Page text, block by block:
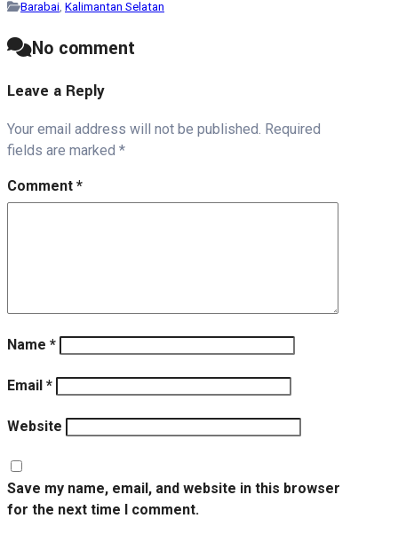
Barabai, Kalimantan Selatan
No comment
Leave a Reply
Your email address will not be published. Required
fields are marked *
Comment *
Name *
Email *
Website
Save my name, email, and website in this browser
for the next time I comment.